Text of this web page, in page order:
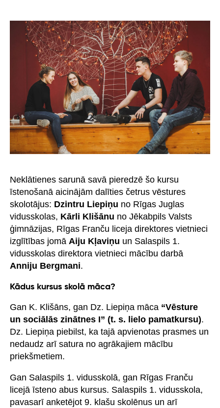
Neklātienes sarunā savā pieredzē šo kursu
īstenošanā aicinājām dalīties četrus vēstures
skolotājus: Dzintru Liepiņu no Rīgas Juglas
vidusskolas, Kārli Klišānu no Jēkabpils Valsts
ģimnāzijas, Rīgas Franču liceja direktores vietnieci
izglītības jomā Aiju Kļaviņu un Salaspils 1.
vidusskolas direktora vietnieci mācību darbā
Anniju Bergmani.
Kādus kursus skolā māca?
Gan K. Klišāns, gan Dz. Liepiņa māca “Vēsture
un sociālās zinātnes I” (t. s. lielo pamatkursu).
Dz. Liepiņa piebilst, ka tajā apvienotas prasmes un
nedaudz arī satura no agrākajiem mācību
priekšmetiem.
Gan Salaspils 1. vidusskolā, gan Rīgas Franču
licejā īsteno abus kursus. Salaspils 1. vidusskola,
pavasarī anketējot 9. klašu skolēnus un arī